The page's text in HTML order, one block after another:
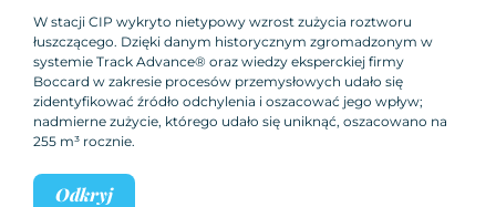
W stacji CIP wykryto nietypowy wzrost zużycia roztworu
łuszczącego. Dzięki danym historycznym zgromadzonym w
systemie Track Advance® oraz wiedzy eksperckiej firmy
Boccard w zakresie procesów przemysłowych udało się
zidentyfikować źródło odchylenia i oszacować jego wpływ;
nadmierne zużycie, którego udało się uniknąć, oszacowano na
255 m³ rocznie.
Odkryj